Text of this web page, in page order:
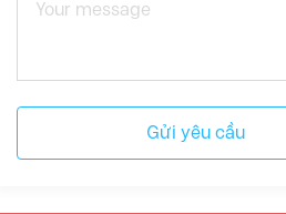
Gửi yêu cầu